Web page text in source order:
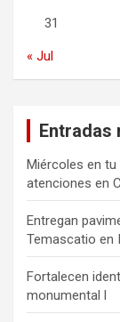
31
« Jul
Entradas
Miércoles en
atenciones en
Entregan
Temascatio en
Fortalecen
monumental l